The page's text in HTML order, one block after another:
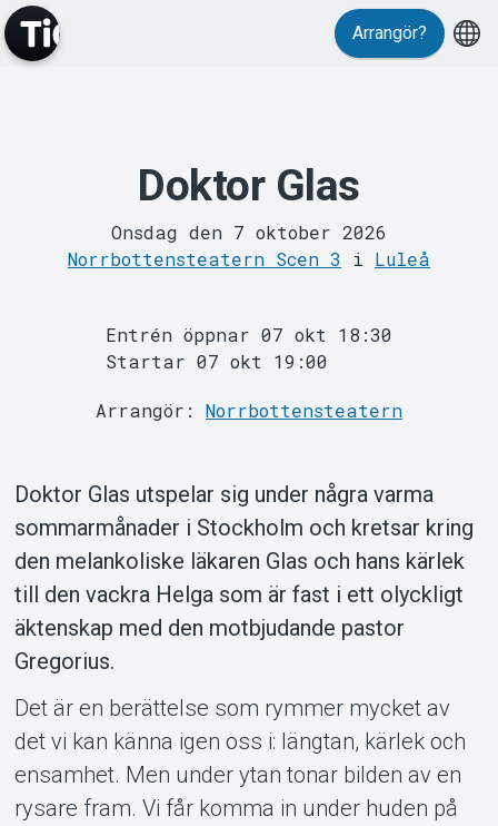
MyTickster
Om Tickster
Arrangör?
Doktor Glas
Onsdag den 7 oktober 2026
Norrbottensteatern Scen 3 i Luleå
Entrén öppnar 07 okt 18:30
Startar 07 okt 19:00
Arrangör: Norrbottensteatern
Doktor Glas utspelar sig under några varma
sommarmånader i Stockholm och kretsar kring
den melankoliske läkaren Glas och hans kärlek
till den vackra Helga som är fast i ett olyckligt
äktenskap med den motbjudande pastor
Gregorius.
Det är en berättelse som rymmer mycket av
det vi kan känna igen oss i: längtan, kärlek och
ensamhet. Men under ytan tonar bilden av en
rysare fram. Vi får komma in under huden på